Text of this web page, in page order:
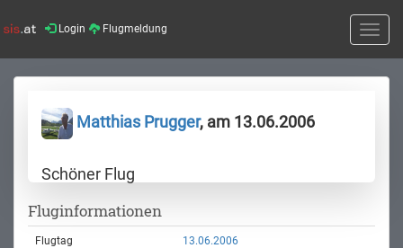
Login Flugmeldung
Toggle
Matthias Prugger, am 13.06.2006
Schöner Flug
Fluginformationen
Flugtag 13.06.2006